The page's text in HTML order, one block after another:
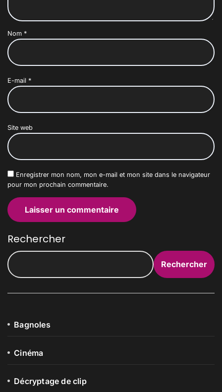
Nom *
E-mail *
Site web
Enregistrer mon nom, mon e-mail et mon site dans le navigateur
pour mon prochain commentaire.
Rechercher
Rechercher
Bagnoles
Cinéma
Décryptage de clip